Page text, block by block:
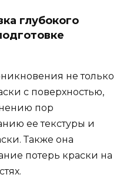
глубокого
не только
с поверхностью,
пор
ее текстуры и
Также она
потерь краски на